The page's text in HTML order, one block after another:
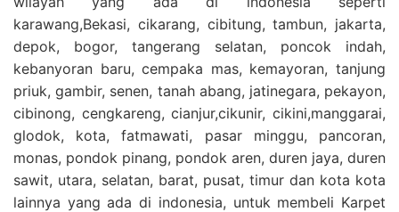
karawang,Bekasi, cikarang, cibitung, tambun, jakarta,
depok, bogor, tangerang selatan, poncok indah,
kebanyoran baru, cempaka mas, kemayoran, tanjung
priuk, gambir, senen, tanah abang, jatinegara, pekayon,
cibinong, cengkareng, cianjur,cikunir, cikini,manggarai,
glodok, kota, fatmawati, pasar minggu, pancoran,
monas, pondok pinang, pondok aren, duren jaya, duren
sawit, utara, selatan, barat, pusat, timur dan kota kota
lainnya yang ada di indonesia, untuk membeli Karpet